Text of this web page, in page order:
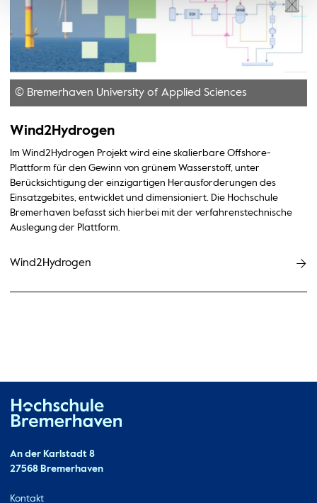
© Bremerhaven University of Applied Sciences
Wind2Hydrogen
Im Wind2Hydrogen Projekt wird eine skalierbare Offshore-
Plattform für den Gewinn von grünem Wasserstoff, unter
Berücksichtigung der einzigartigen Herausforderungen des
Einsatzgebites, entwicklet und dimensioniert. Die Hochschule
Bremerhaven befasst sich hierbei mit der verfahrenstechnische
Auslegung der Plattform.
Wind2Hydrogen
Kontakt
An der Karlstadt 8
27568 Bremerhaven
Kontakt